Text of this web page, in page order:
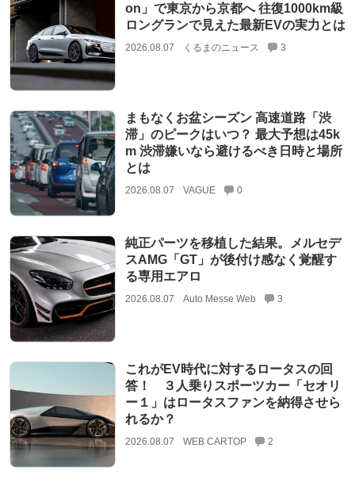
on」で東京から京都へ 往復1000km級
ロングランで見えた最新EVの実力とは
2026.08.07 くるまのニュース 3
まもなくお盆シーズン 高速道路「渋
滞」のピークはいつ？ 最大予想は45k
m 渋滞嫌いなら避けるべき日時と場所
とは
2026.08.07 VAGUE 0
純正パーツを移植した結果。メルセデ
スAMG「GT」が後付け感なく覚醒す
る専用エアロ
2026.08.07 Auto Messe Web 3
これがEV時代に対するロータスの回
答！ ３人乗りスポーツカー「セオリ
ー１」はロータスファンを納得させら
れるか？
2026.08.07 WEB CARTOP 2